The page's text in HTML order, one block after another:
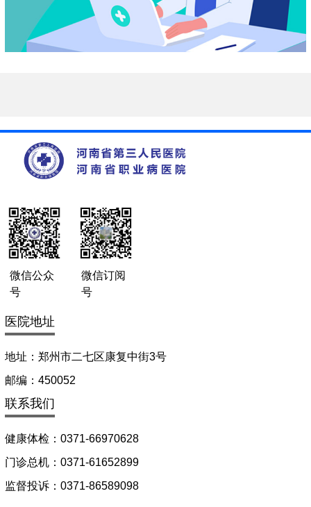
微信公众
号
微信订阅
号
医院地址
地址：郑州市二七区康复中街3号
邮编：450052
联系我们
健康体检：0371-66970628
门诊总机：0371-61652899
监督投诉：0371-86589098